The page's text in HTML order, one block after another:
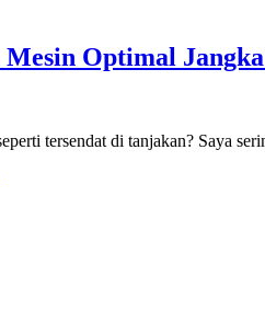
Optimal
tersendat di tanjakan? Saya